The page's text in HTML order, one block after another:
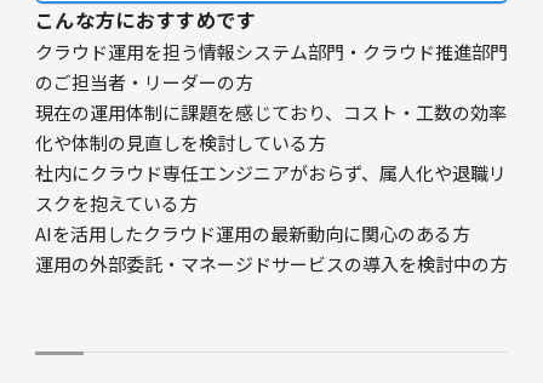
こんな方におすすめです
クラウド運用を担う情報システム部門・クラウド推進部門
のご担当者・リーダーの方
現在の運用体制に課題を感じており、コスト・工数の効率
化や体制の見直しを検討している方
社内にクラウド専任エンジニアがおらず、属人化や退職リ
スクを抱えている方
AIを活用したクラウド運用の最新動向に関心のある方
運用の外部委託・マネージドサービスの導入を検討中の方